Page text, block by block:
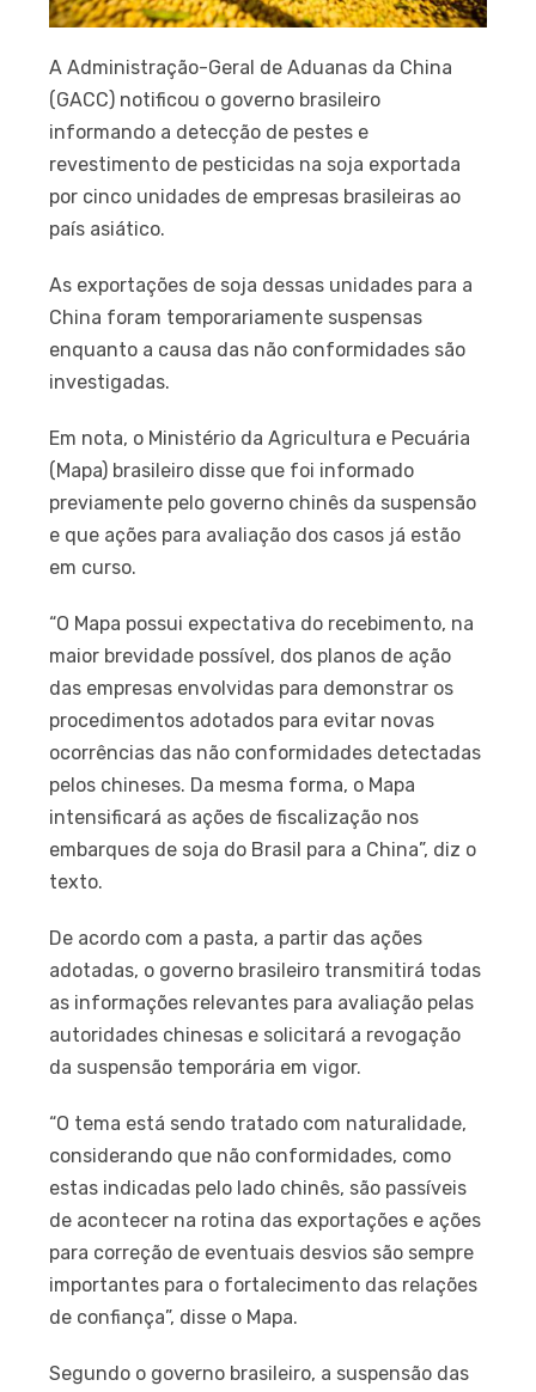
A Administração-Geral de Aduanas da China
(GACC) notificou o governo brasileiro
informando a detecção de pestes e
revestimento de pesticidas na soja exportada
por cinco unidades de empresas brasileiras ao
país asiático.
As exportações de soja dessas unidades para a
China foram temporariamente suspensas
enquanto a causa das não conformidades são
investigadas.
Em nota, o Ministério da Agricultura e Pecuária
(Mapa) brasileiro disse que foi informado
previamente pelo governo chinês da suspensão
e que ações para avaliação dos casos já estão
em curso.
“O Mapa possui expectativa do recebimento, na
maior brevidade possível, dos planos de ação
das empresas envolvidas para demonstrar os
procedimentos adotados para evitar novas
ocorrências das não conformidades detectadas
pelos chineses. Da mesma forma, o Mapa
intensificará as ações de fiscalização nos
embarques de soja do Brasil para a China”, diz o
texto.
De acordo com a pasta, a partir das ações
adotadas, o governo brasileiro transmitirá todas
as informações relevantes para avaliação pelas
autoridades chinesas e solicitará a revogação
da suspensão temporária em vigor.
“O tema está sendo tratado com naturalidade,
considerando que não conformidades, como
estas indicadas pelo lado chinês, são passíveis
de acontecer na rotina das exportações e ações
para correção de eventuais desvios são sempre
importantes para o fortalecimento das relações
de confiança”, disse o Mapa.
Segundo o governo brasileiro, a suspensão das